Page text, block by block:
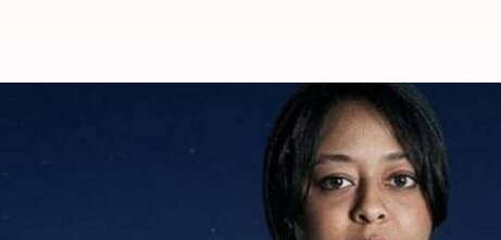
తొలి మహిళా వ్యోమగామిని త్వరలో
Feb 14, 2023 04:25 pm